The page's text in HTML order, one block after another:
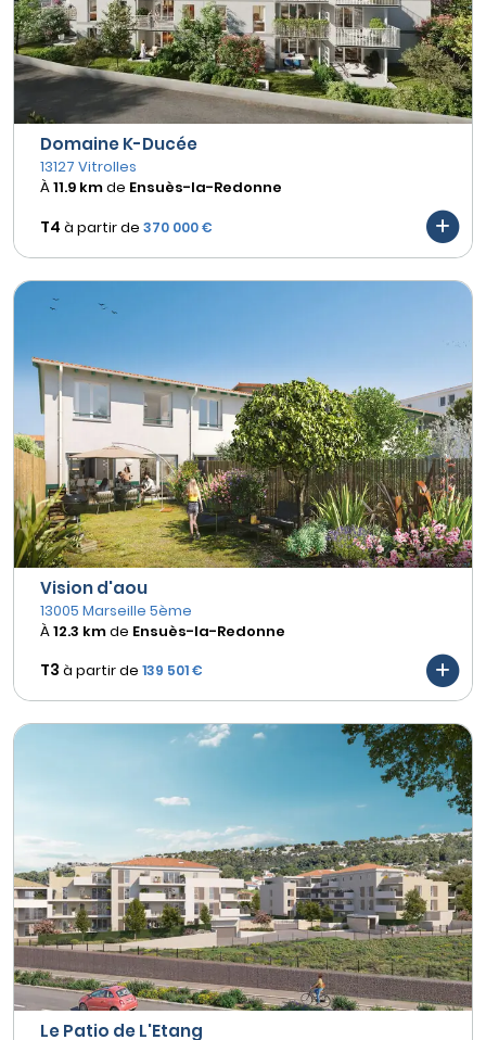
Domaine K-Ducée
13127 Vitrolles
À11.9 kmde Ensuès-la-Redonne
T4 à partir de 370 000 €
Vision d'aou
13005 Marseille 5ème
À12.3 kmde Ensuès-la-Redonne
T3 à partir de 139 501 €
Le Patio de L'Etang